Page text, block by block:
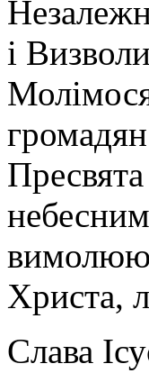
і
Христа,
Слава